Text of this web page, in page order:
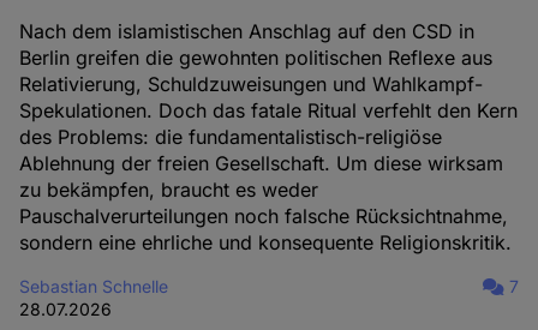
Nach dem islamistischen Anschlag auf den CSD in
Berlin greifen die gewohnten politischen Reflexe aus
Relativierung, Schuldzuweisungen und Wahlkampf-
Spekulationen. Doch das fatale Ritual verfehlt den Kern
des Problems: die fundamentalistisch-religiöse
Ablehnung der freien Gesellschaft. Um diese wirksam
zu bekämpfen, braucht es weder
Pauschalverurteilungen noch falsche Rücksichtnahme,
sondern eine ehrliche und konsequente Religionskritik.
Sebastian Schnelle
28.07.2026
7